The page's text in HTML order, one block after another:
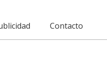
Contacto